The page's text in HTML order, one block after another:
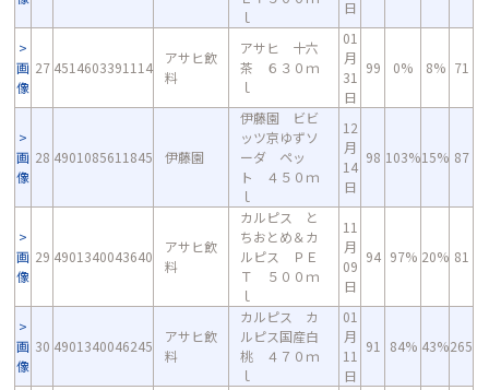
ｌ
日
画
像
27 4514603391114
アサヒ飲
料
アサヒ 十六
茶 ６３０ｍ
ｌ
01
月
31
日
99 0% 8% 71
画
像
28 4901085611845 伊藤園
伊藤園 ビビ
ッツ京ゆずソ
ーダ ペッ
ト ４５０ｍ
ｌ
12
月
14
日
98 103%15% 87
画
像
29 4901340043640
アサヒ飲
料
カルピス と
ちおとめ＆カ
ルピス ＰＥ
Ｔ ５００ｍ
ｌ
11
月
09
日
94 97% 20% 81
画
像
30 4901340046245
アサヒ飲
料
カルピス カ
ルピス国産白
桃 ４７０ｍ
ｌ
01
月
11
日
91 84% 43%265